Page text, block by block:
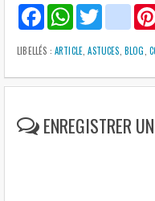
F
a
c
e
o
o
W
h
a
t
A
p
T
t
e
r
g
m
a
i
LIBELLÉS : ARTICLE ,ASTUCES BLOG
ENREGISTRER